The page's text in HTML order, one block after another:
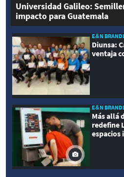
Universidad Galileo:
impacto para Guatemala
E&N
Diunsa:
ventaja
E&N
Más allá
redefine